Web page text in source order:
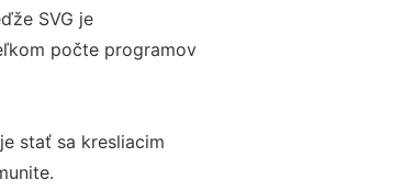
SVG je
počte programov
stať sa kresliacim